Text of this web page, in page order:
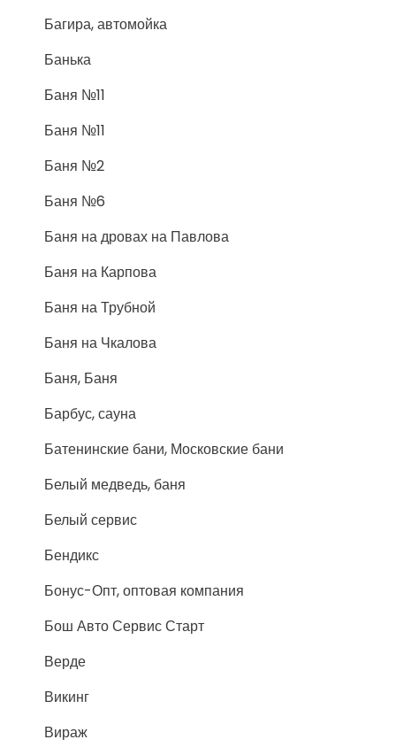
Багира, автомойка
Банька
Баня №11
Баня №11
Баня №2
Баня №6
Баня на дровах на Павлова
Баня на Карпова
Баня на Трубной
Баня на Чкалова
Баня, Баня
Барбус, сауна
Батенинские бани, Московские бани
Белый медведь, баня
Белый сервис
Бендикс
Бонус-Опт, оптовая компания
Бош Авто Сервис Старт
Верде
Викинг
Вираж